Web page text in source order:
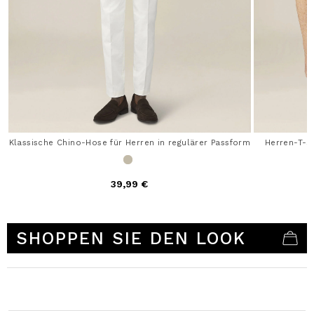
Klassische Chino-Hose für Herren in regulärer Passform
39,99 €
Herren-T-
SHOPPEN SIE DEN LOOK